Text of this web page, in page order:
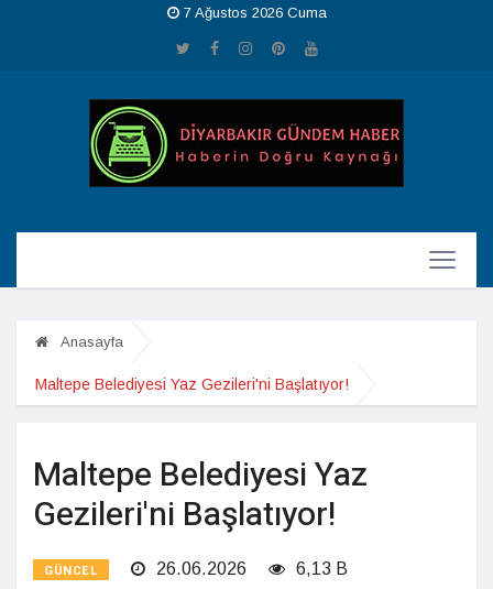
7 Ağustos 2026 Cuma
Anasayfa
Maltepe Belediyesi Yaz Gezileri'ni Başlatıyor!
Maltepe Belediyesi Yaz
Gezileri'ni Başlatıyor!
GÜNCEL 26.06.2026 6,13 B